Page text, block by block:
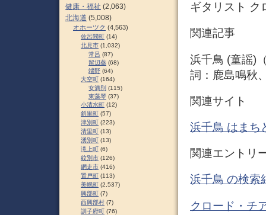
ギタリスト ク
関連記事
浜千鳥 (童謡)
詞：鹿島鳴秋
関連サイト
浜千鳥 はまち
関連エントリ
浜千鳥 の検索
クロード・チ
健康・福祉 (2,063)
北海道 (5,008)
オホーツク (4,563)
佐呂間町 (14)
北見市 (1,032)
常呂 (87)
留辺蘂 (68)
端野 (64)
大空町 (164)
女満別 (115)
東藻琴 (37)
小清水町 (12)
斜里町 (57)
津別町 (223)
清里町 (13)
湧別町 (13)
滝上町 (6)
紋別市 (126)
網走市 (416)
置戸町 (113)
美幌町 (2,537)
興部町 (7)
西興部村 (7)
訓子府町 (76)